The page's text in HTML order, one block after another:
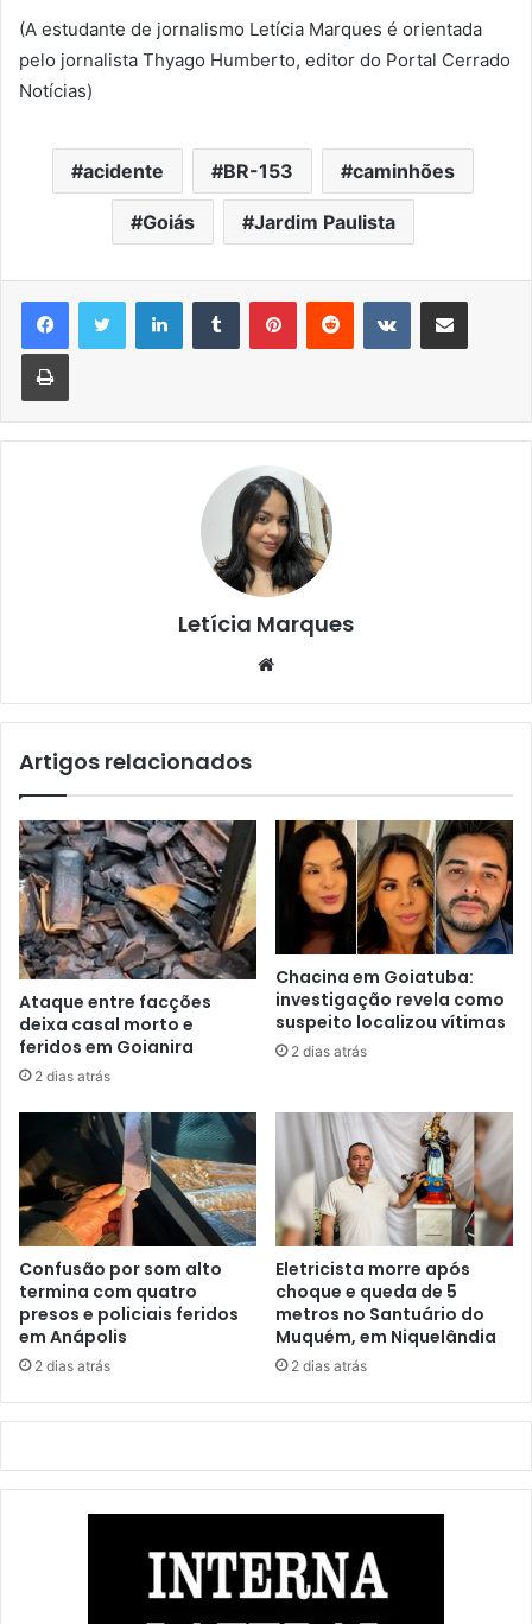
(A estudante de jornalismo Letícia Marques é orientada
pelo jornalista Thyago Humberto, editor do Portal Cerrado
Notícias)
acidente BR-153 caminhões
Goiás Jardim Paulista
LinkedinTumblr PinterestReddit VK Compartilhar via e-mail
Imprimir
Letícia Marques
Website
Artigos relacionados
Ataque entre facções
deixa casal morto e
feridos em Goianira
2 dias atrás
Chacina em Goiatuba:
investigação revela como
suspeito localizou vítimas
2 dias atrás
Confusão por som alto
termina com quatro
presos e policiais feridos
em Anápolis
2 dias atrás
Eletricista morre após
choque e queda de 5
metros no Santuário do
Muquém, em Niquelândia
2 dias atrás